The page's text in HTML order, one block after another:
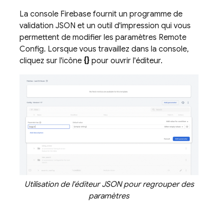
La console Firebase fournit un programme de
validation JSON et un outil d'impression qui vous
permettent de modifier les paramètres Remote
Config. Lorsque vous travaillez dans la console,
cliquez sur l'icône {}pour ouvrir l'éditeur.
Utilisation de l'éditeur JSON pour regrouper des
paramètres